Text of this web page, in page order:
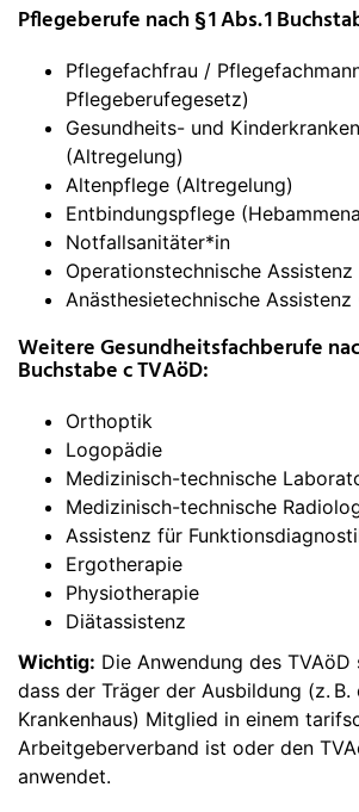
Pflegeberufe nach § 1 Abs. 1
Pflegefachfrau /
Pflegeberufegesetz)
Gesundheits- und
(Altregelung)
Altenpflege (Altregelung)
Entbindungspflege
Notfallsanitäter*in
Operationstechnische Assistenz
Anästhesietechnische Assistenz
Weitere Gesundheitsfachberufe
Buchstabe c TVAöD:
Orthoptik
Logopädie
Medizinisch-technische
Medizinisch-technische
Assistenz für
Ergotherapie
Physiotherapie
Diätassistenz
Wichtig: Die Anwendung des
dass der Träger der Ausbildung (z. B.
Krankenhaus) Mitglied in einem
Arbeitgeberverband ist oder den
anwendet.